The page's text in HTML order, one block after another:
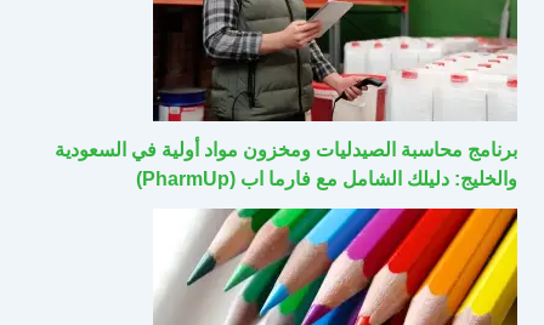
برنامج محاسبة الصيدليات ومخزون مواد أولية في السعودية
والخليج: دليلك الشامل مع فارما اب (PharmUp)